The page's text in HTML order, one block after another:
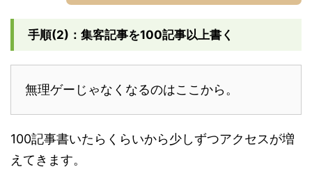
手順(2)：集客記事を100記事以上書く
無理ゲーじゃなくなるのはここから。
100記事書いたらくらいから少しずつアクセスが増
えてきます。